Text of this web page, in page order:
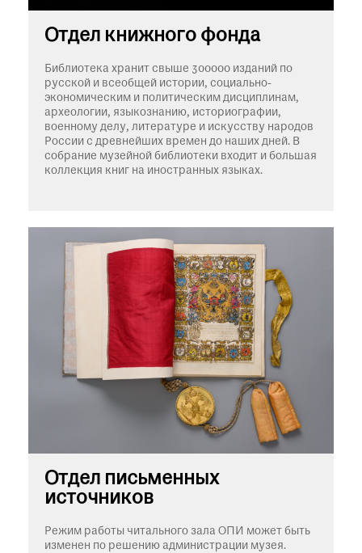
Просим вас пройти опрос
о качестве работы музея. Ваше
мнение поможет нам стать лучше!
Пройти опрос
Отдел книжного фонда
Библиотека хранит свыше 300000 изданий по
русской и всеобщей истории, социально-
экономическим и политическим дисциплинам,
археологии, языкознанию, историографии,
военному делу, литературе и искусству народов
России с древнейших времен до наших дней. В
собрание музейной библиотеки входит и большая
коллекция книг на иностранных языках.
Отдел письменных
источников
Режим работы читального зала ОПИ может быть
изменен по решению администрации музея.